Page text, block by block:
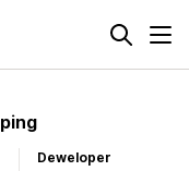
Deweloper